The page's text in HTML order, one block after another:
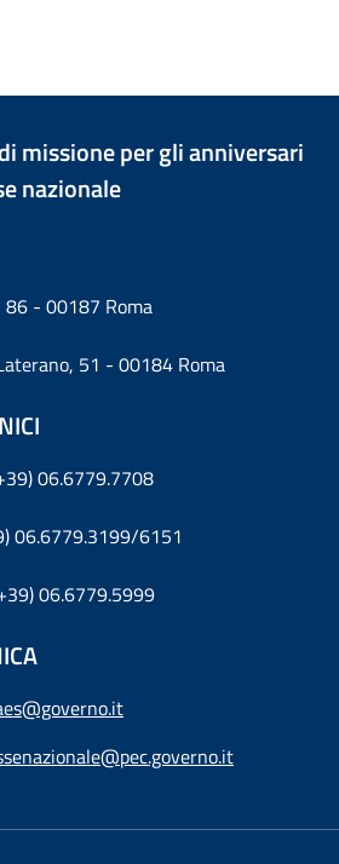
missione per gli anniversari
nazionale
86 - 00187 Roma
51 - 00184 Roma
06.6779.7708
06.6779.3199/6151
06.6779.5999